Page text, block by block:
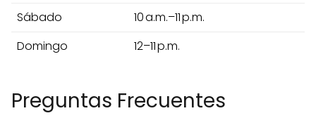
Sábado
10 a.m.–11 p.m.
Domingo
12–11 p.m.
Preguntas Frecuentes